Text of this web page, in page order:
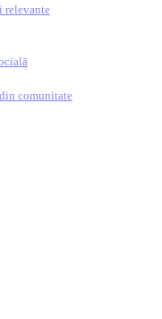
relevante
comunitate